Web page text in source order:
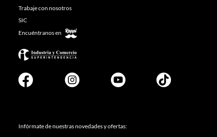
Trabaje con nosotros
SIC
Encuéntranos en
Infórmate de nuestras novedades y ofertas: